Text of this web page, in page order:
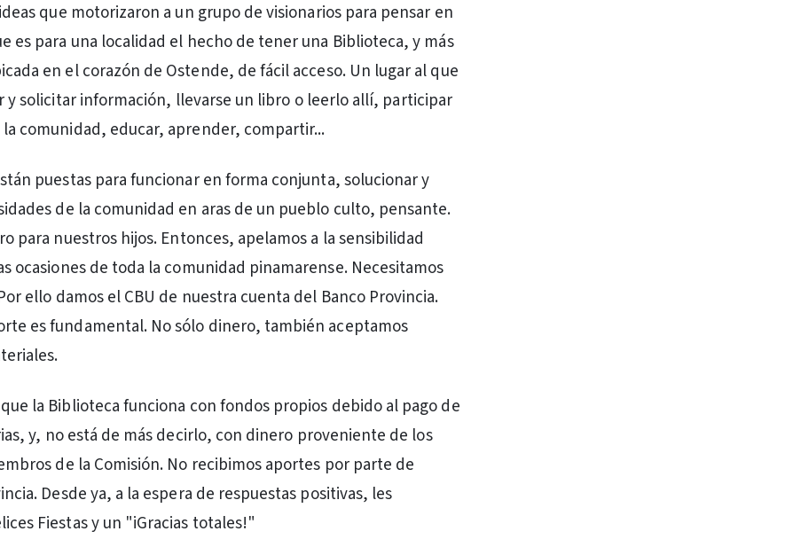
que motorizaron a un grupo de visionarios para pensar en
es para una localidad el hecho de tener una Biblioteca, y más
en el corazón de Ostende, de fácil acceso. Un lugar al que
y solicitar información, llevarse un libro o leerlo allí, participar
comunidad, educar, aprender, compartir...
puestas para funcionar en forma conjunta, solucionar y
de la comunidad en aras de un pueblo culto, pensante.
para nuestros hijos. Entonces, apelamos a la sensibilidad
ocasiones de toda la comunidad pinamarense. Necesitamos
ello damos el CBU de nuestra cuenta del Banco Provincia.
es fundamental. No sólo dinero, también aceptamos
la Biblioteca funciona con fondos propios debido al pago de
y, no está de más decirlo, con dinero proveniente de los
de la Comisión. No recibimos aportes por parte de
Desde ya, a la espera de respuestas positivas, les
Fiestas y un "iGracias totales!"